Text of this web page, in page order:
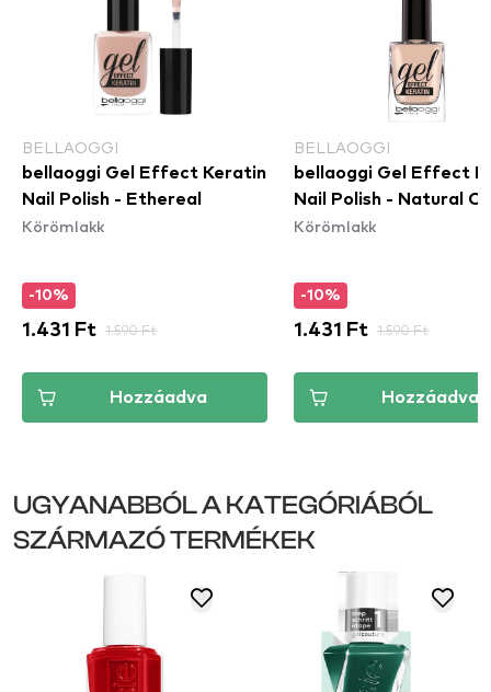
BELLAOGGI
bellaoggi Gel Effect Keratin
Nail Polish - Ethereal
Körömlakk
-10%
1.431 Ft 1.590 Ft
Hozzáadva
BELLAOGGI
bellaoggi Gel Effect
Nail Polish - Natural
Körömlakk
-10%
1.431 Ft 1.590 Ft
Hozzáadva
UGYANABBÓL A KATEGÓRIÁBÓL
SZÁRMAZÓ TERMÉKEK